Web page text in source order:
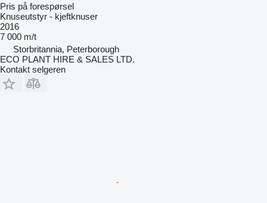
Pris på forespørsel
Knuseutstyr - kjeftknuser
2016
7 000 m/t
Storbritannia, Peterborough
ECO PLANT HIRE & SALES LTD.
Kontakt selgeren